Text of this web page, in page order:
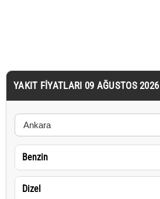
YAKIT FIYATLARI 09 AĞUSTOS 2026
Benzin
Dizel